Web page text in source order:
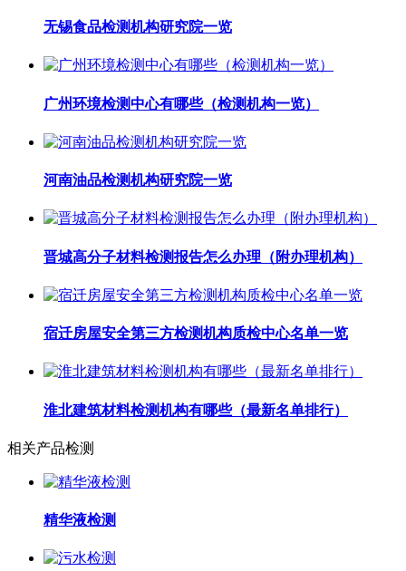
无锡食品检测机构研究院一览
广州环境检测中心有哪些（检测机构一览）
河南油品检测机构研究院一览
晋城高分子材料检测报告怎么办理（附办理机构）
宿迁房屋安全第三方检测机构质检中心名单一览
淮北建筑材料检测机构有哪些（最新名单排行）
相关产品检测
精华液检测